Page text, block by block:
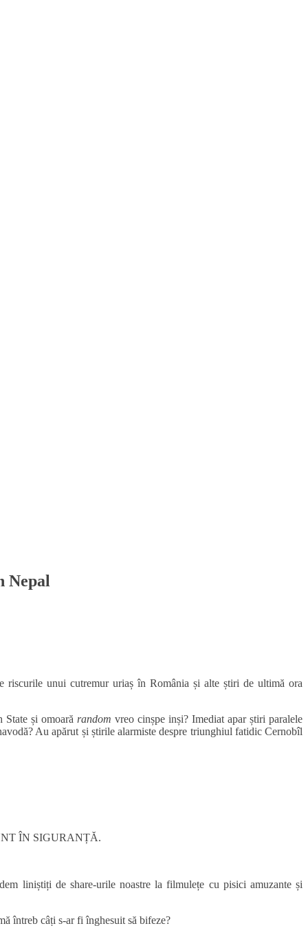
Nepal
unui cutremur uriaș în România și alte știri de ultimă ora
și omoară random vreo cinșpe inși? Imediat apar știri paralele
Au apărut și știrile alarmiste despre triunghiul fatidic Cernobîl
ÎN SIGURANȚĂ.
liniștiți de share-urile noastre la filmulețe cu pisici amuzante și
întreb câți s-ar fi înghesuit să bifeze?